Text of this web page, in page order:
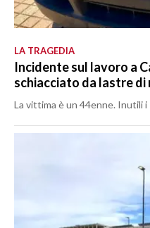
LA TRAGEDIA
Incidente sul lavoro a
schiacciato da lastre di
La vittima è un 44enne. Inutili i